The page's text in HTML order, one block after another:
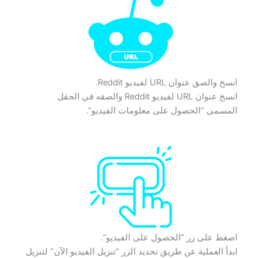
انسخ والصق عنوان URL لفيديو Reddit.
انسخ عنوان URL لفيديو Reddit والصقه في الحقل
المسمى “الحصول على معلومات الفيديو”.
اضغط على زر “الحصول على الفيديو”.
ابدأ العملية عن طريق تحديد الزر “تنزيل الفيديو الآن” لتنزيل